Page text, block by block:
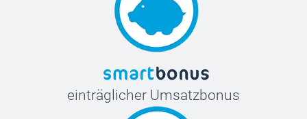
einträglicher Umsatzbonus